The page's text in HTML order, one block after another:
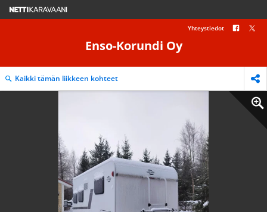
Enso-Korundi Oy
Yhteystiedot
Kaikki tämän liikkeen kohteet